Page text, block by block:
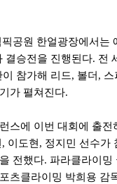
공원 한얼광장에서는
결승전을 진행된다. 전
참가해 리드, 볼더, 스
가 펼쳐진다.
스에 이번 대회에 출전
, 이도현, 정지민 선수가
전했다. 파라클라이밍
츠클라이밍 박희용 감